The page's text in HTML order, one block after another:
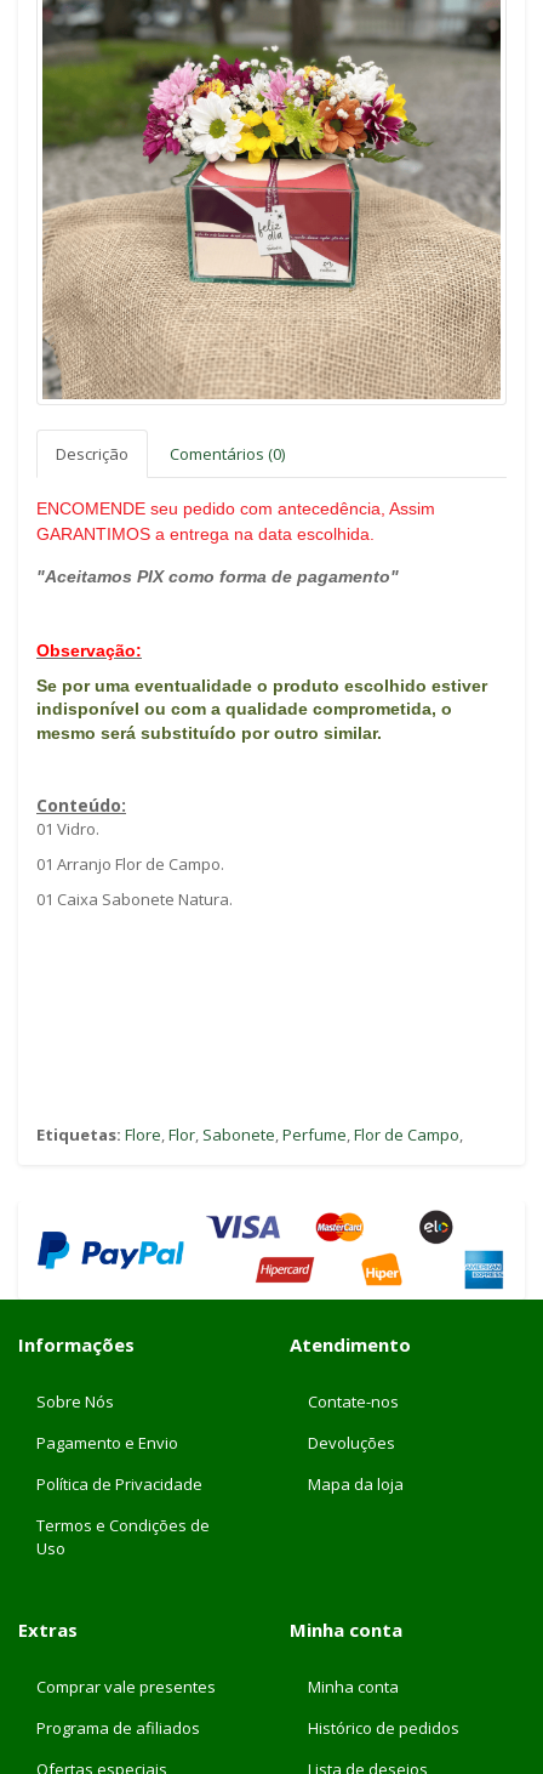
Descrição Comentários (0)
ENCOMENDE seu pedido com antecedência, Assim
GARANTIMOS a entrega na data escolhida.
"Aceitamos PIX como forma de pagamento"
Observação:
Se por uma eventualidade o produto escolhido estiver
indisponível ou com a qualidade comprometida, o
mesmo será substituído por outro similar.
Conteúdo:
01 Vidro.
01 Arranjo Flor de Campo.
01 Caixa Sabonete Natura.
Etiquetas: Flore,Flor, Sabonete,Perfume,Flor de Campo,
Informações
Sobre Nós
Pagamento e Envio
Política de Privacidade
Termos e Condições de
Uso
Atendimento
Contate-nos
Devoluções
Mapa da loja
Extras
Comprar vale presentes
Programa de afiliados
Ofertas especiais
Minha conta
Minha conta
Histórico de pedidos
Lista de desejos